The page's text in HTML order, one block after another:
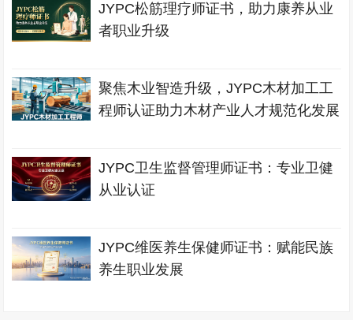
JYPC松筋理疗师证书，助力康养从业
者职业升级
聚焦木业智造升级，JYPC木材加工工
程师认证助力木材产业人才规范化发展
JYPC卫生监督管理师证书：专业卫健
从业认证
JYPC维医养生保健师证书：赋能民族
养生职业发展